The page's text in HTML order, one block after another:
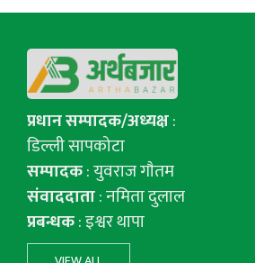
प्रधान सम्पादक/अध्यक्ष:
डिल्ली सापकोटा
सम्पादक: युवराज गाैतम
संवाददाता: नमिता दुलाल
प्रबन्धक: इश्वर थापा